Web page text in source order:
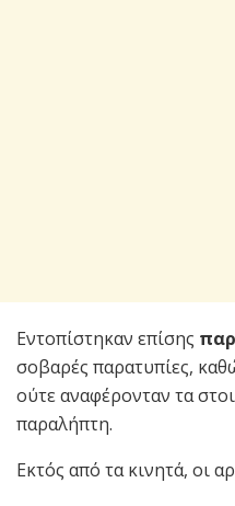
Εντοπίστηκαν επίσης
σοβαρές παρατυπίες,
ούτε αναφέρονταν τα
παραλήπτη.
Εκτός από τα κινητά, οι